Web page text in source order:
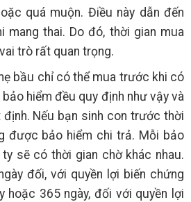
quá muộn. Điều này dẫn đến
mang thai. Do đó, thời gian mua
trò rất quan trọng.
bầu chỉ có thể mua trước khi có
hiểm đều quy định như vậy và
Nếu bạn sinh con trước thời
được bảo hiểm chi trả. Mỗi bảo
sẽ có thời gian chờ khác nhau.
đối, với quyền lợi biến chứng
hoặc 365 ngày, đối với quyền lợi